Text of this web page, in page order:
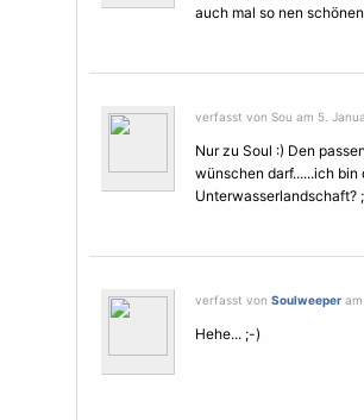
auch mal so nen
verfasst von Sou am 5.
Nur zu Soul :) Den
wünschen darf......ich bin
Unterwasserlandschaft?
verfasst von Soulweeper
Hehe... ;-)